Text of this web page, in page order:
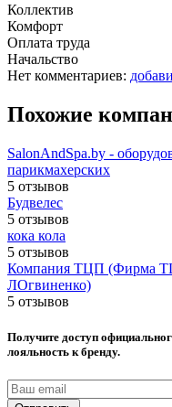
Коллектив
Комфорт
Оплата труда
Начальство
Нет комментариев:
Похожие
SalonAndSpa.by -
парикмахерских
5 отзывов
Будвелес
5 отзывов
кока кола
5 отзывов
Компания ТЦП (Фирма
ЛОгвиненко)
5 отзывов
Получите доступ
лояльность к бренду.